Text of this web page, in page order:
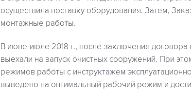
осуществила поставку оборудования. Затем,
монтажные работы.
В июне-июле 2018 г., после заключения
выехали на запуск очистных сооружений. При
режимов работы с инструктажем
выведено на оптимальный рабочий режим и